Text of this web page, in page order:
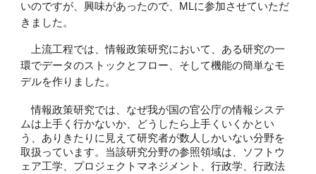
いのですが、興味があったので、MLに参加させていただ
きました。
上流工程では、情報政策研究において、ある研究の一
環でデータのストックとフロー、そして機能の簡単なモ
デルを作りました。
情報政策研究では、なぜ我が国の官公庁の情報システ
ムは上手く行かないか、どうしたら上手くいくかとい
う、ありきたりに見えて研究者が数人しかいない分野を
取扱っています。当該研究分野の参照領域は、ソフトウ
ェア工学、プロジェクトマネジメント、行政学、行政法